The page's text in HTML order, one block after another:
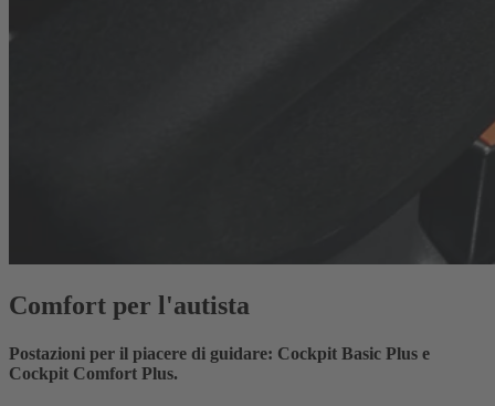
Comfort per l'autista
Postazioni per il piacere di guidare: Cockpit Basic Plus e
Cockpit Comfort Plus.